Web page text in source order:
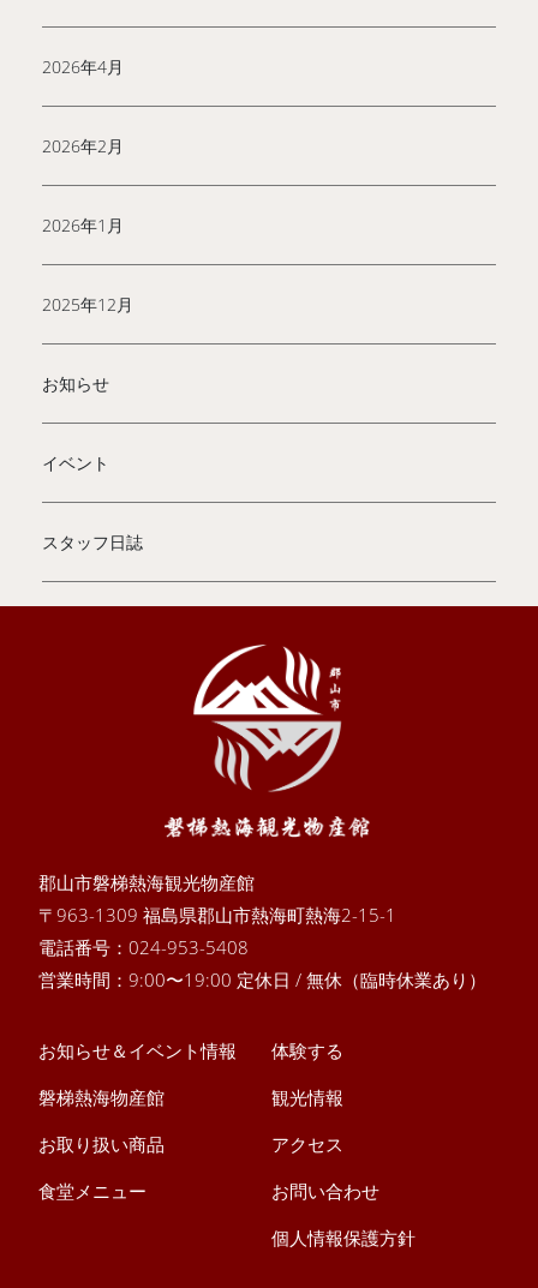
2026年4月
2026年2月
2026年1月
2025年12月
お知らせ
イベント
スタッフ日誌
郡山市磐梯熱海観光物産館
〒963-1309 福島県郡山市熱海町熱海2-15-1
電話番号： 024-953-5408
営業時間：9:00〜19:00 定休日 / 無休（臨時休業あり）
お知らせ＆イベント情報
磐梯熱海物産館
お取り扱い商品
食堂メニュー
体験する
観光情報
アクセス
お問い合わせ
個人情報保護方針